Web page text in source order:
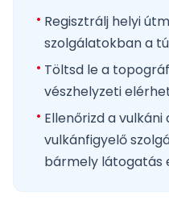
Regisztrálj helyi
szolgálatokban a
Töltsd le a
vészhelyzeti
Ellenőrizd a
vulkánfigyelő
bármely látogatás